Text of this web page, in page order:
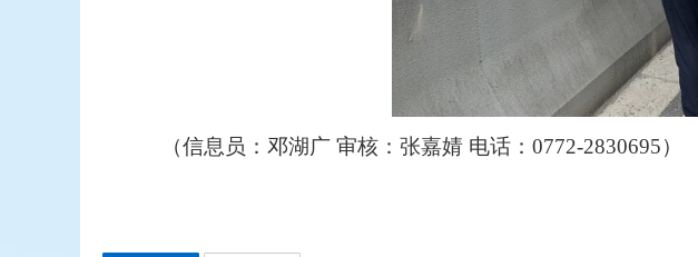
（信息员：邓湖广 审核：张嘉婧 电话：0772-2830695）